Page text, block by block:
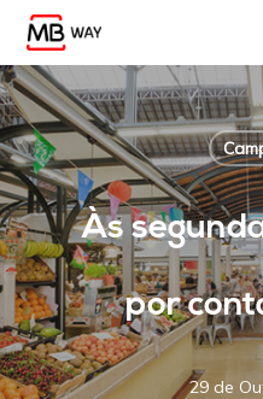
Skip
main
content
Às
por
29 de